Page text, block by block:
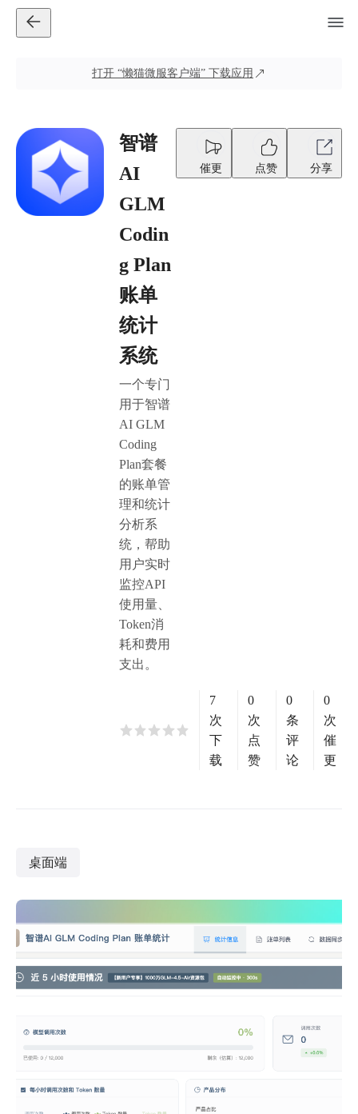
打开 “懒猫微服客户端” 下载应用
智谱
AI
GLM
Codin
g Plan
账单
统计
系统
一个专门
用于智谱
AI GLM
Coding
Plan套餐
的账单管
理和统计
分析系
统，帮助
用户实时
监控API
使用量、
Token消
耗和费用
支出。
催更 点赞 分享
7
次
下
载
0
次
点
赞
0
条
评
论
0
次
催
更
桌面端